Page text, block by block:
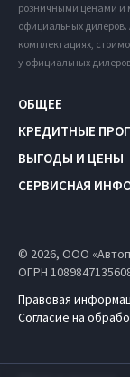
розничными ценами и
официальных
комплектациях,
у официальных дилеров
ОБЩЕЕ
КРЕДИТНЫЕ
ВЫГОДЫ И ЦЕНЫ
СЕРВИСНАЯ
© 2026, ООО
ОГРН
Правовая
Согласие на